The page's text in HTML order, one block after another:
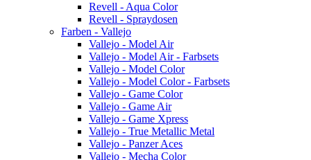
Revell - Aqua Color
Revell - Spraydosen
Farben - Vallejo
Vallejo - Model Air
Vallejo - Model Air - Farbsets
Vallejo - Model Color
Vallejo - Model Color - Farbsets
Vallejo - Game Color
Vallejo - Game Air
Vallejo - Game Xpress
Vallejo - True Metallic Metal
Vallejo - Panzer Aces
Vallejo - Mecha Color